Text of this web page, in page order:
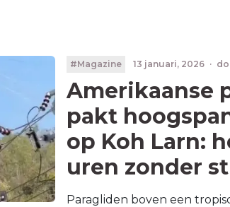
#Magazine 13 januari, 2026 ·
Amerikaanse
pakt
op Koh Larn:
uren zonder
Paragliden boven een